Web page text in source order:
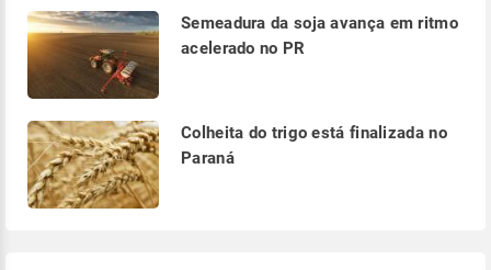
Semeadura da soja avança em ritmo
acelerado no PR
Colheita do trigo está finalizada no
Paraná